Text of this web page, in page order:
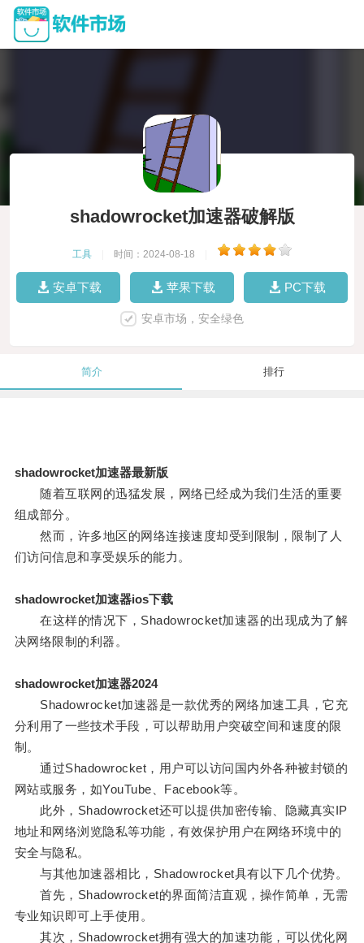
shadowrocket加速器破解版
工具 时间：2024-08-18
安卓下载 苹果下载 PC下载
安卓市场，安全绿色
简介 排行
shadowrocket加速器最新版
随着互联网的迅猛发展，网络已经成为我们生活的重要
组成部分。
然而，许多地区的网络连接速度却受到限制，限制了人
们访问信息和享受娱乐的能力。
shadowrocket加速器ios下载
在这样的情况下，Shadowrocket加速器的出现成为了解
决网络限制的利器。
shadowrocket加速器2024
Shadowrocket加速器是一款优秀的网络加速工具，它充
分利用了一些技术手段，可以帮助用户突破空间和速度的限
制。
通过Shadowrocket，用户可以访问国内外各种被封锁的
网站或服务，如YouTube、Facebook等。
此外，Shadowrocket还可以提供加密传输、隐藏真实IP
地址和网络浏览隐私等功能，有效保护用户在网络环境中的
安全与隐私。
与其他加速器相比，Shadowrocket具有以下几个优势。
首先，Shadowrocket的界面简洁直观，操作简单，无需
专业知识即可上手使用。
其次，Shadowrocket拥有强大的加速功能，可以优化网